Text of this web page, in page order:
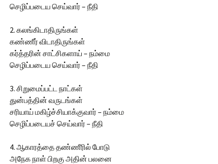
செழிப்படைய செய்வார் – நீதி
2. கலங்கிடாதிருங்கள்
கண்ணீர் விடாதிருங்கள்
கர்த்தரின் சாட்சிகளாய் – நம்மை
செழிப்படைய செய்வார் – நீதி
3. சிறுமைப்பட்ட நாட்கள்
துன்பத்தின் வருடங்கள்
சரியாய் மகிழ்ச்சியாக்குவார் – நம்மை
செழிப்படையச் செய்வார் – நீதி
4. ஆகாரத்தை தண்ணீரில் போடு
அநேக நாள் பிறகு அதின் பலனை